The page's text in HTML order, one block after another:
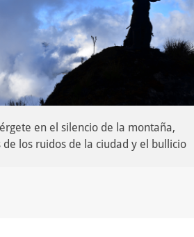
en el silencio de la montaña,
de los ruidos de la ciudad y el bullicio